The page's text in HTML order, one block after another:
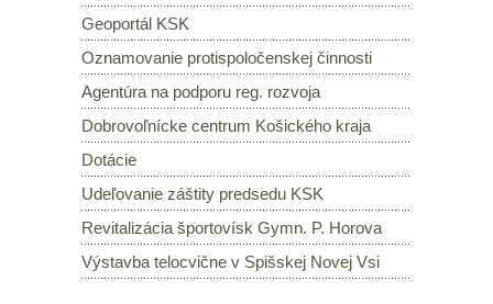
Geoportál KSK
Oznamovanie protispoločenskej činnosti
Agentúra na podporu reg. rozvoja
Dobrovoľnícke centrum Košického kraja
Dotácie
Udeľovanie záštity predsedu KSK
Revitalizácia športovísk Gymn. P. Horova
Výstavba telocvične v Spišskej Novej Vsi